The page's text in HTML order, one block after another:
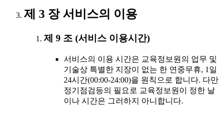
제 3 장 서비스의 이용
제 9 조 (서비스 이용시간)
서비스의 이용 시간은 교육정보원의 업무 및
기술상 특별한 지장이 없는 한 연중무휴, 1일
24시간(00:00-24:00)을 원칙으로 합니다. 다만
정기점검등의 필요로 교육정보원이 정한 날
이나 시간은 그러하지 아니합니다.